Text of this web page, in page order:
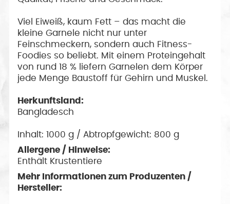
Viel Eiweiß, kaum Fett – das macht die
kleine Garnele nicht nur unter
Feinschmeckern, sondern auch Fitness-
Foodies so beliebt. Mit einem Proteingehalt
von rund 18 % liefern Garnelen dem Körper
jede Menge Baustoff für Gehirn und Muskel.
Herkunftsland:
Bangladesch
Inhalt: 1000 g / Abtropfgewicht: 800 g
Allergene / Hinweise:
Enthält Krustentiere
Mehr Informationen zum Produzenten /
Hersteller: